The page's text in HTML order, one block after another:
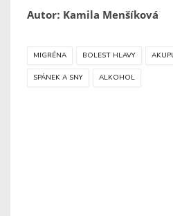
Autor: Kamila Menšíková
MIGRÉNA BOLEST HLAVY
SPÁNEK A SNY ALKOHOL